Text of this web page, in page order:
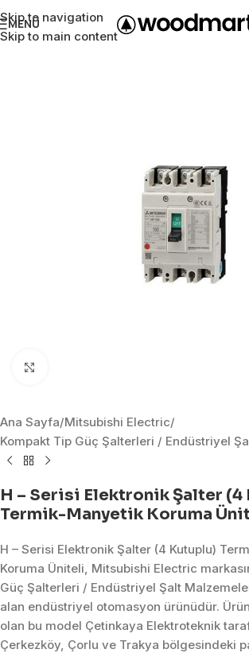
Skip to navigation
Skip to main content
MENÜ
Ana Sayfa/Mitsubishi Electric/
Kompakt Tip Güç Şalterleri / Endüstriyel
H – Serisi Elektronik Şalter
Termik-Manyetik Koruma
H – Serisi Elektronik Şalter (4 Kutuplu)
Koruma Üniteli, Mitsubishi Electric
Güç Şalterleri / Endüstriyel Şalt
alan endüstriyel otomasyon ürünüdür.
olan bu model Çetinkaya Elektroteknik
Çerkezköy, Çorlu ve Trakya bölgesindeki